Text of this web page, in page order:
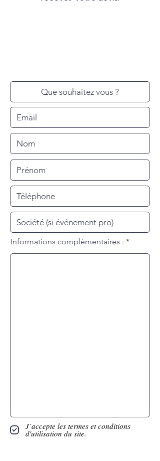
Informations complémentaires :
J’accepte les termes et conditions
d'utilisation du site.